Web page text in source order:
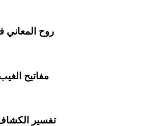
روح المعاني
مفاتيح
تفسير